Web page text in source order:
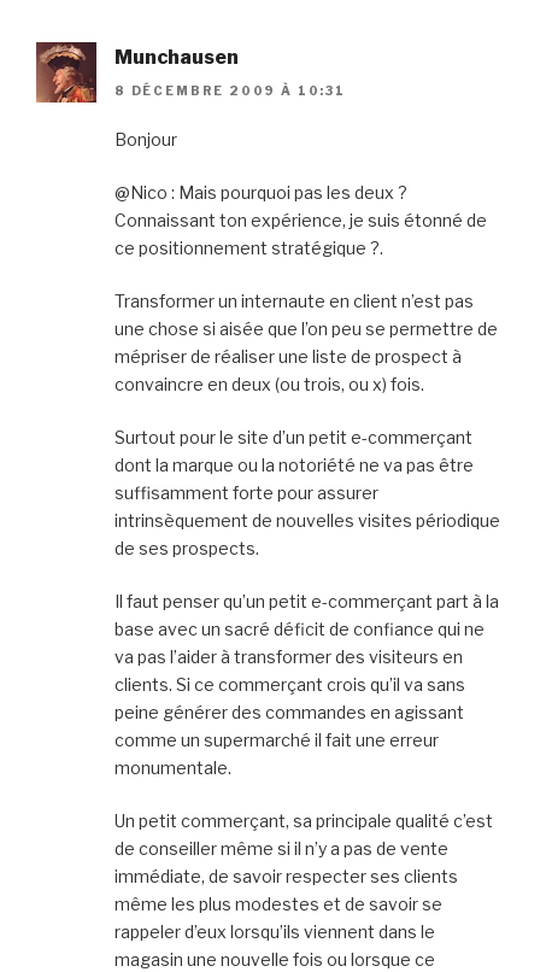
Munchausen
8 DÉCEMBRE 2009 À 10:31
Bonjour
@Nico : Mais pourquoi pas les deux ?
Connaissant ton expérience, je suis étonné de
ce positionnement stratégique ?.
Transformer un internaute en client n’est pas
une chose si aisée que l’on peu se permettre de
mépriser de réaliser une liste de prospect à
convaincre en deux (ou trois, ou x) fois.
Surtout pour le site d’un petit e-commerçant
dont la marque ou la notoriété ne va pas être
suffisamment forte pour assurer
intrinsèquement de nouvelles visites périodique
de ses prospects.
Il faut penser qu’un petit e-commerçant part à la
base avec un sacré déficit de confiance qui ne
va pas l’aider à transformer des visiteurs en
clients. Si ce commerçant crois qu’il va sans
peine générer des commandes en agissant
comme un supermarché il fait une erreur
monumentale.
Un petit commerçant, sa principale qualité c’est
de conseiller même si il n’y a pas de vente
immédiate, de savoir respecter ses clients
même les plus modestes et de savoir se
rappeler d’eux lorsqu’ils viennent dans le
magasin une nouvelle fois ou lorsque ce